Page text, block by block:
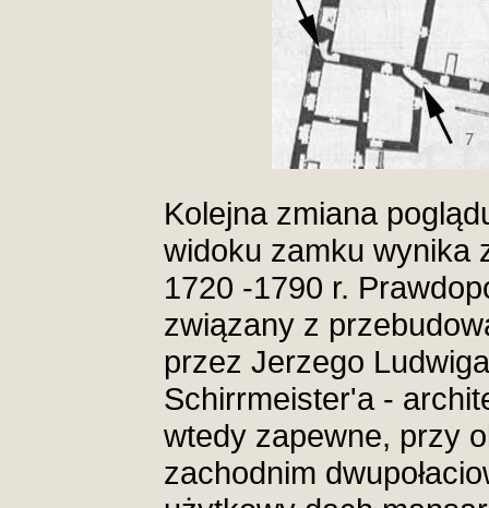
Kolejna zmiana
widoku zamku wynika
1720 -1790 r.
związany z
przez Jerzego
Schirrmeister'a -
wtedy zapewne, przy
zachodnim